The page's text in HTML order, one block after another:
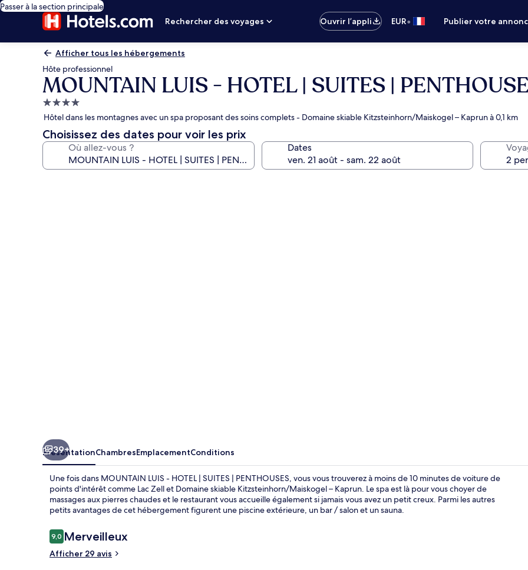
Passer à la section principale
Rechercher des voyages
Ouvrir l’appli EUR• Publier votre
Afficher tous les hébergements
Hôte professionnel
MOUNTAIN LUIS - HOTEL | SUITES |
Hébergement
4.0 étoiles
Hôtel dans les montagnes avec un spa proposant des soins complets - Domaine skiable Kitzsteinhorn/​Maiskogel – Kaprun à 0,1 km
Choisissez des dates pour voir les prix
Où allez-vous ? Dates
39+
PrésentationChambresEmplacementConditions
Une fois dans MOUNTAIN LUIS - HOTEL | SUITES | PENTHOUSES, vous vous trouverez à moins de 10 minutes de voiture de
points d'intérêt comme Lac Zell et Domaine skiable Kitzsteinhorn/​Maiskogel – Kaprun. Le spa est là pour vous choyer de
massages aux pierres chaudes et le restaurant vous accueille également si jamais vous avez un petit creux. Parmi les autres
petits avantages de cet hébergement figurent une piscine extérieure, un bar / salon et un sauna.
Avis
voyageurs
9,09,0 sur 10
Merveilleux
Afficher 29 avis